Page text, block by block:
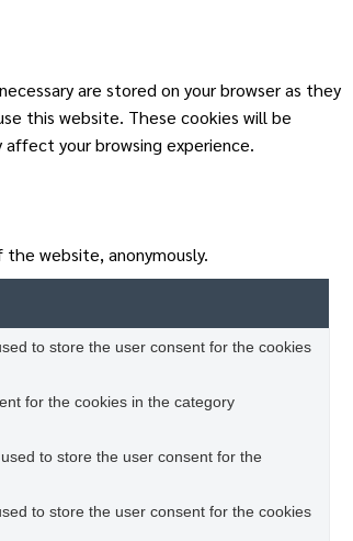
are stored on your browser as they
this website. These cookies will be
your browsing experience.
website, anonymously.
to store the user consent for the cookies
for the cookies in the category
to store the user consent for the
to store the user consent for the cookies